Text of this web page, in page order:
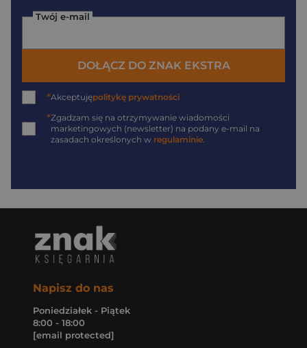
Twój e-mail
DOŁĄCZ DO ZNAK EKSTRA
*Akceptujępolitykę prywatności
*Zgadzam się na otrzymywanie wiadomości
marketingowych (newsletter) na podany e-mail na
zasadach określonych w regulaminie
Napisz do nas
Poniedziałek - Piątek
8:00 - 18:00
[email protected]